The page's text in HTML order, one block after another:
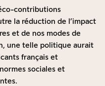
contributions
la réduction de l’impact
et de nos modes de
une telle politique aurait
français et
sociales et